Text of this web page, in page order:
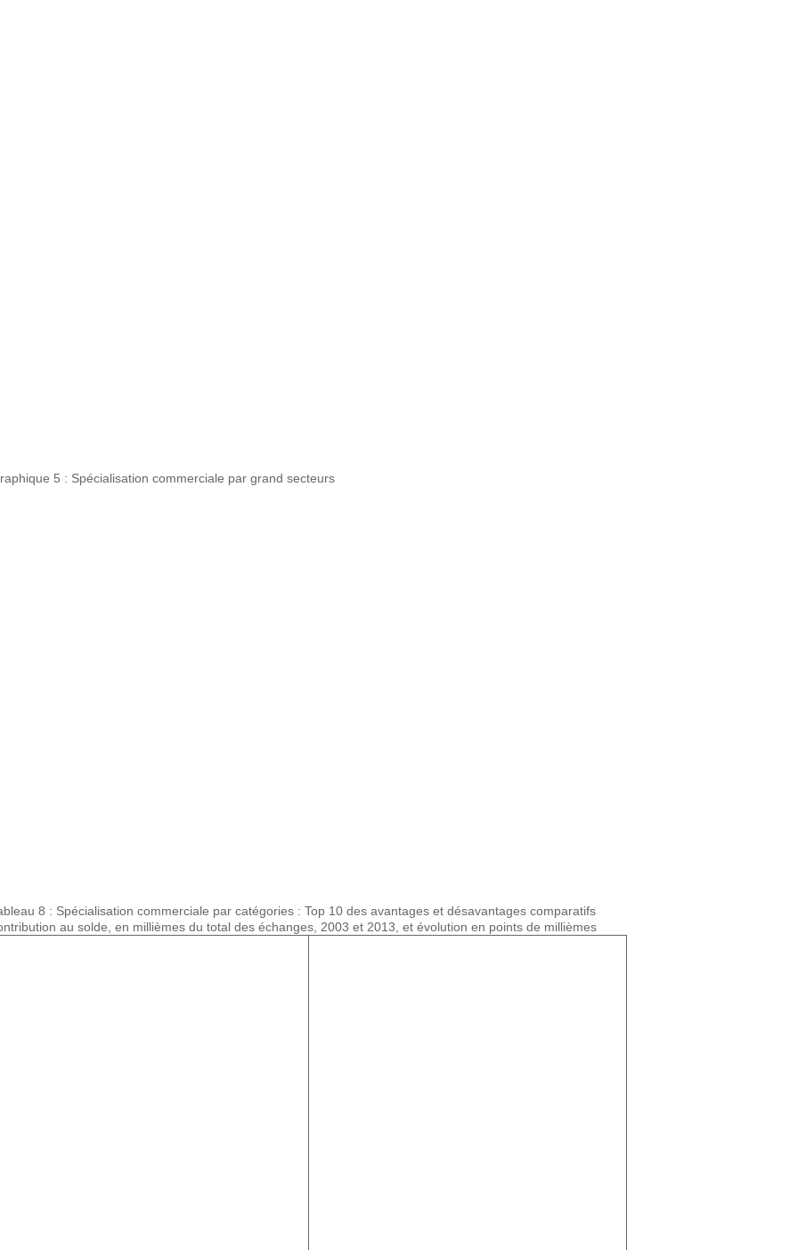
5 : Spécialisation commerciale par grand secteurs
8 : Spécialisation commerciale par catégories : Top 10 des avantages et désavantages comparatifs
au solde, en millièmes du total des échanges, 2003 et 2013, et évolution en points de millièmes